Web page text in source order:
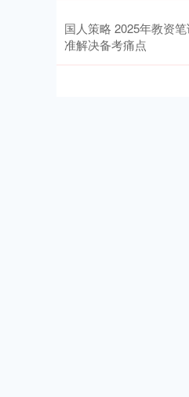
国人策略 2025年教资
准解决备考痛点